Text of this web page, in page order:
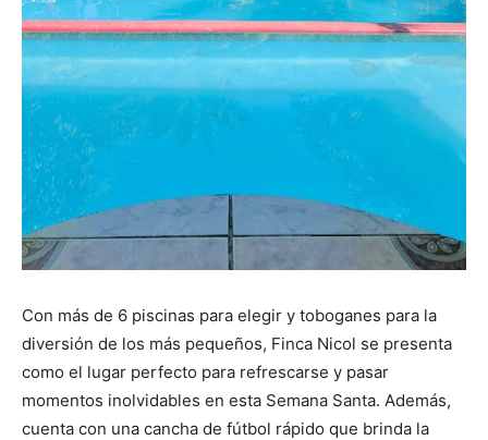
Con más de 6 piscinas para elegir y toboganes para la
diversión de los más pequeños, Finca Nicol se presenta
como el lugar perfecto para refrescarse y pasar
momentos inolvidables en esta Semana Santa. Además,
cuenta con una cancha de fútbol rápido que brinda la